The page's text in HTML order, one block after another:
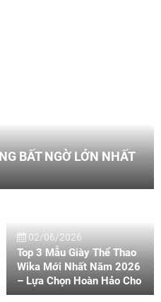
BẤT NGỜ LỚN NHẤT
02/06/2026
Top 3 Mẫu Giày Thể Thao
Wika Mới Nhất Năm 2026
– Lựa Chọn Hoàn Hảo Cho
Giày Thể Thao